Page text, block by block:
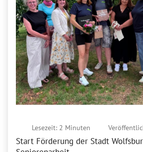
Lesezeit: 2 Minuten
Start Förderung der Stadt